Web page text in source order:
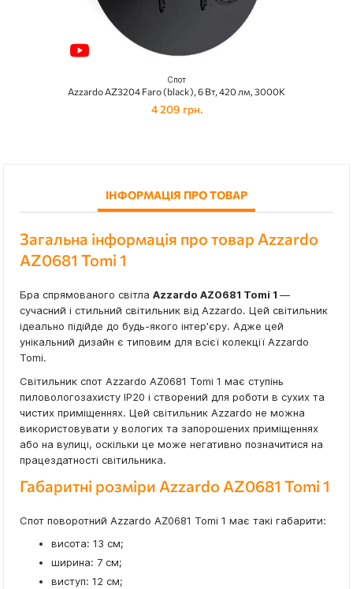
Спот
Azzardo AZ3204 Faro (black), 6 Вт, 420 лм, 3000K
4 209 грн.
ІНФОРМАЦІЯ ПРО ТОВАР
Загальна інформація про товар Azzardo
AZ0681 Tomi 1
Бра спрямованого світла Azzardo AZ0681 Tomi 1 —
сучасний і стильний світильник від Azzardo. Цей світильник
ідеально підійде до будь-якого інтер'єру. Адже цей
унікальний дизайн є типовим для всієї колекції Azzardo
Tomi.
Світильник спот Azzardo AZ0681 Tomi 1 має ступінь
пиловологозахисту IP20 і створений для роботи в сухих та
чистих приміщеннях. Цей світильник Azzardo не можна
використовувати у вологих та запорошених приміщеннях
або на вулиці, оскільки це може негативно позначитися на
працездатності світильника.
Габаритні розміри Azzardo AZ0681 Tomi 1
Спот поворотний Azzardo AZ0681 Tomi 1 має такі габарити:
висота: 13 см;
ширина: 7 см;
виступ: 12 см;